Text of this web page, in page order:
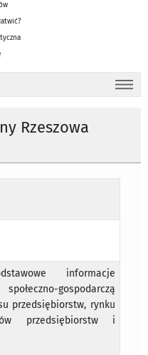
Rzeszowa
informacje
gospodarczą
przedsiębiorstw, rynku
przedsiębiorstw i